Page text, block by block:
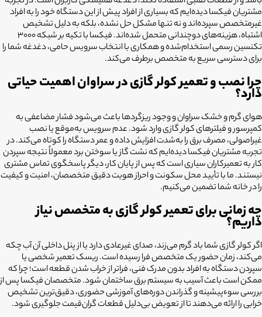
مشتریان فیکسا دیده‌ایم که بسیاری از افراد پیش از این دستگاه خود را به افراد
غیرمتخصص سپرده‌اند و نه تنها مشکل حل نشده، بلکه به دلیل تشخیص
اشتباه، هزینه‌های دوچندانی متحمل شده‌اند. فیکسا با تکیه بر شبکه ۳۰۰۰
تکنسین رسمی استخدام‌شده و همکاری با انتخاب سرویس حامی، دغدغه شما را
برای دسترسی سریع به متخصص برطرف می‌کند.
چرا نصب و تعمیر کولر گازی در سراوان اهمیت حیاتی
دارد؟
هوای گرم و خشک سراوان و وجود ریزگردها باعث می‌شود فشار مضاعفی به
کمپرسور و فیلترهای کولر گازی وارد شود. عدم سرویس به‌موقع یا نصب
غیراصولی، مصرف برق را به‌شدت افزایش داده و عمر دستگاه را کوتاه می‌کند. در
تجربه مشتریان فیکسا دیده‌ایم که نشت گاز یا سوختن برد معمولاً نتیجه سپردن
کار به تعمیرکاران سیاری است که پس از پایان کار، دیگر پاسخگوی تماس مشتری
نیستند. ما با تأیید محل سکونت و احراز هویت دقیق متخصصان، امنیت و کیفیت
را در خانه شما تضمین می‌کنیم.
چه زمانی برای تعمیر کولر گازی به متخصص نیاز
داریم؟
اگر کولر گازی شما باد گرم می‌زند، صدای غیرعادی دارد یا از پنل داخلی آن آب چکه
می‌کند، زمان حضور یک متخصص فرا رسیده است. ریسک تعمیر شخصی یا
سپردن دستگاه به افراد بدون مدرک فنی، فراتر از خراب شدن قطعه است؛ چرا که
ممکن است باعث آسیب به سیستم برق ساختمان شود. متخصصان فیکسا پس از
بررسی سوءپیشینه و گذراندن دوره‌های آموزشی حضوری، دقیق‌ترین تشخیص
خرابی را ارائه می‌دهند تا از تعویض بی‌دلیل قطعات گران‌قیمت جلوگیری شود.